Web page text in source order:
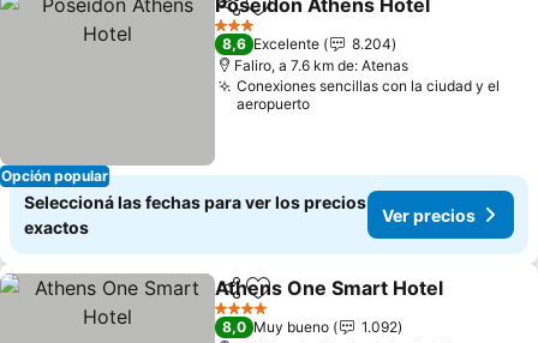
Opción popular
CompartirAñadir a favoritos
Poseidon Athens Hotel
3 Estrellas
8,6 Excelente
8.204
Faliro, a 7.6 km de: Atenas
Conexiones sencillas con la ciudad y el
aeropuerto
Seleccioná las fechas para ver los precios
exactos
Ver precios
CompartirAñadir a favoritos
Athens One Smart Hotel
4 Estrellas
8,0 Muy bueno
1.092